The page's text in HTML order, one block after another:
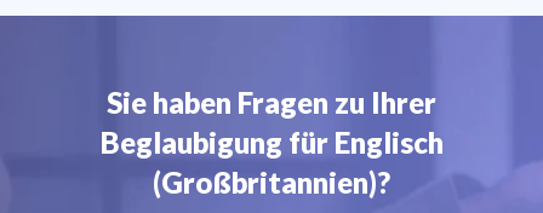
Sie haben Fragen zu Ihrer
Beglaubigung für Englisch
(Großbritannien)?